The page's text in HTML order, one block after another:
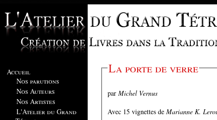
Accueil
Nos parutions
Nos Auteurs
Nos Artistes
L'Atelier du Grand
La porte de verre
par Michel Vernus
Avec 15 vignettes de Marianne K.